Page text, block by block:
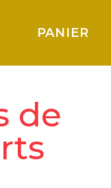
PANIER
de